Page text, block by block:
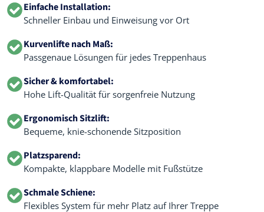
Einfache Installation:
Schneller Einbau und Einweisung vor Ort
Kurvenlifte nach Maß:
Passgenaue Lösungen für jedes Treppenhaus
Sicher & komfortabel:
Hohe Lift-Qualität für sorgenfreie Nutzung
Ergonomisch Sitzlift:
Bequeme, knie-schonende Sitzposition
Platzsparend:
Kompakte, klappbare Modelle mit Fußstütze
Schmale Schiene:
Flexibles System für mehr Platz auf Ihrer Treppe